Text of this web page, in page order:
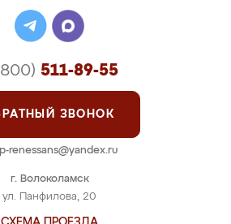
г. Волоколамск
ул. Панфилова, 20
511-89-55
ЗВОНОК
renessans@yandex.ru